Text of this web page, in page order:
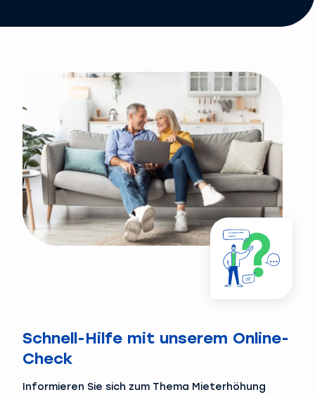
Schnell-Hilfe mit unserem Online-
Check
Informieren Sie sich zum Thema Mieterhöhung